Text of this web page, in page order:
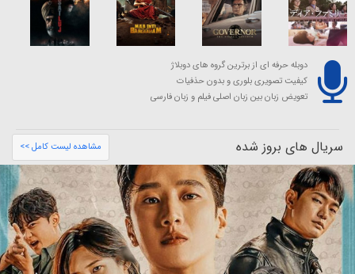
دوبله حرفه ای از برترین گروه های دوبلاژ
کیفیت تصویری بلوری و بدون حذفیات
تعویض زبان بین زبان اصلی فیلم و زبان فارسی
سریال های بروز شده مشاهده لیست کامل >>